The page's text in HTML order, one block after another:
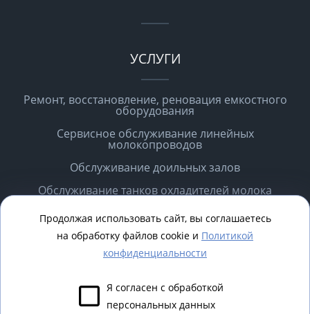
УСЛУГИ
Ремонт, восстановление, реновация емкостного
оборудования
Сервисное обслуживание линейных
молокопроводов
Обслуживание доильных залов
Обслуживание танков охладителей молока
Вызов специалиста для проведения диагностики,
ремонтных работ
2026 © Все права защищены
Политика конфиденциальности Карта сайта
Продолжая использовать сайт, вы соглашаетесь
на обработку файлов cookie и Политикой
конфиденциальности
Я согласен с обработкой
персональных данных